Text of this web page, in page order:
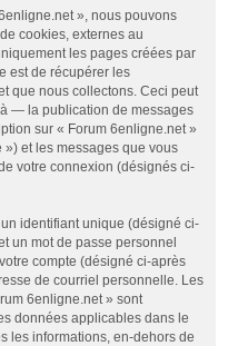
», nous pouvons
cookies, externes au
les pages créées par
est de récupérer les
que nous collectons. Ceci peut
— la publication de messages
sur « Forum 6enligne.net »
et les messages que vous
votre connexion (désignés ci-
identifiant unique (désigné ci-
un mot de passe personnel
compte (désigné ci-après
de courriel personnelle. Les
6enligne.net » sont
données applicables dans le
les informations, en-dehors de